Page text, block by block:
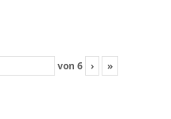
von 6 › »